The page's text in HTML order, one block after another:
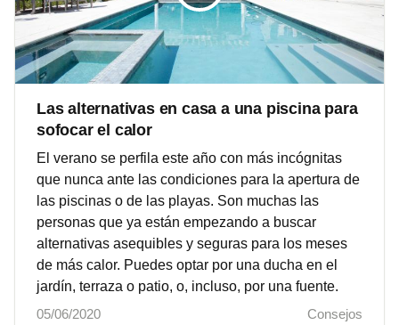
Las alternativas en casa a una piscina para
sofocar el calor
El verano se perfila este año con más incógnitas
que nunca ante las condiciones para la apertura de
las piscinas o de las playas. Son muchas las
personas que ya están empezando a buscar
alternativas asequibles y seguras para los meses
de más calor. Puedes optar por una ducha en el
jardín, terraza o patio, o, incluso, por una fuente.
05/06/2020
Consejos